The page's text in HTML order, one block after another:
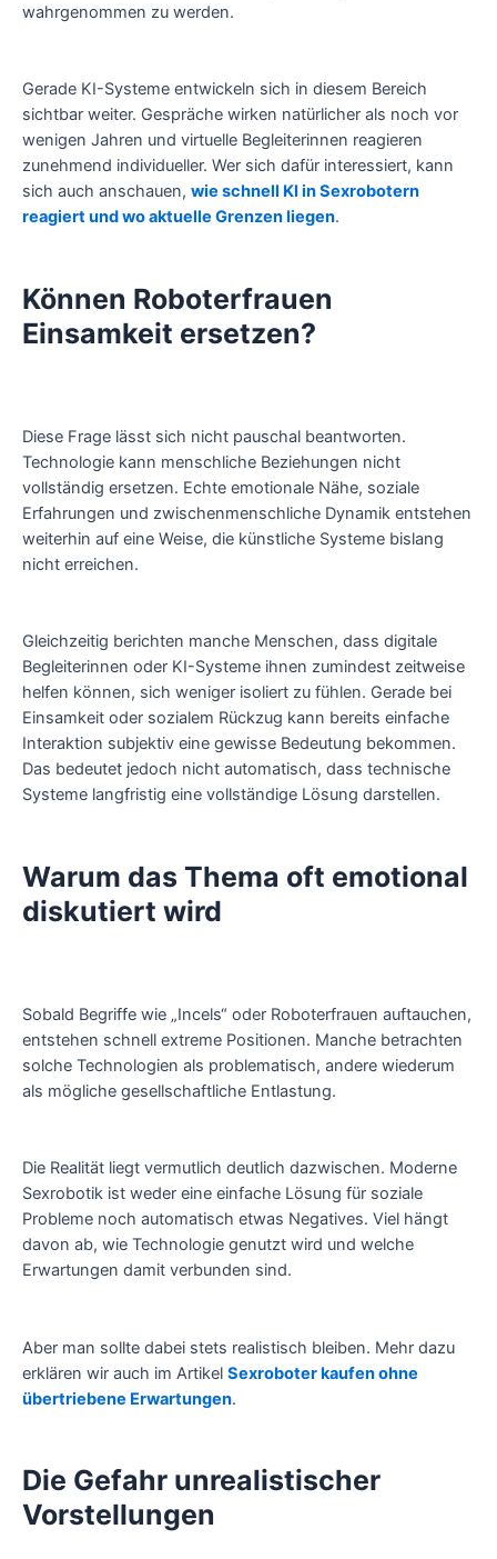
wahrgenommen zu werden.
Gerade KI-Systeme entwickeln sich in diesem Bereich
sichtbar weiter. Gespräche wirken natürlicher als noch vor
wenigen Jahren und virtuelle Begleiterinnen reagieren
zunehmend individueller. Wer sich dafür interessiert, kann
sich auch anschauen, wie schnell KI in Sexrobotern
reagiert und wo aktuelle Grenzen liegen.
Können Roboterfrauen
Einsamkeit ersetzen?
Diese Frage lässt sich nicht pauschal beantworten.
Technologie kann menschliche Beziehungen nicht
vollständig ersetzen. Echte emotionale Nähe, soziale
Erfahrungen und zwischenmenschliche Dynamik entstehen
weiterhin auf eine Weise, die künstliche Systeme bislang
nicht erreichen.
Gleichzeitig berichten manche Menschen, dass digitale
Begleiterinnen oder KI-Systeme ihnen zumindest zeitweise
helfen können, sich weniger isoliert zu fühlen. Gerade bei
Einsamkeit oder sozialem Rückzug kann bereits einfache
Interaktion subjektiv eine gewisse Bedeutung bekommen.
Das bedeutet jedoch nicht automatisch, dass technische
Systeme langfristig eine vollständige Lösung darstellen.
Warum das Thema oft emotional
diskutiert wird
Sobald Begriffe wie „Incels“ oder Roboterfrauen auftauchen,
entstehen schnell extreme Positionen. Manche betrachten
solche Technologien als problematisch, andere wiederum
als mögliche gesellschaftliche Entlastung.
Die Realität liegt vermutlich deutlich dazwischen. Moderne
Sexrobotik ist weder eine einfache Lösung für soziale
Probleme noch automatisch etwas Negatives. Viel hängt
davon ab, wie Technologie genutzt wird und welche
Erwartungen damit verbunden sind.
Aber man sollte dabei stets realistisch bleiben. Mehr dazu
erklären wir auch im Artikel Sexroboter kaufen ohne
übertriebene Erwartungen.
Die Gefahr unrealistischer
Vorstellungen